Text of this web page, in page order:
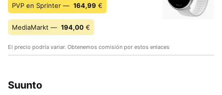
PVP en Sprinter — 164,99 €
MediaMarkt — 194,00 €
El precio podría variar. Obtenemos comisión por estos enlaces
Suunto